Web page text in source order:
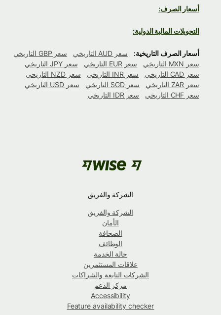
أسعار الصرف:
التحويلات المالية الدولية:
أسعار الصرف التاريخية: سعر AUD التاريخي
سعر GBP التاريخي
سعر MXN التاريخي
سعر EUR التاريخي
سعر JPY التاريخي
سعر CAD التاريخي
سعر INR التاريخي
سعر NZD التاريخي
سعر ZAR التاريخي
سعر SGD التاريخي
سعر USD التاريخي
سعر CHF التاريخي
سعر IDR التاريخي
الشركة والفريق
الشركة والفريق
الأمان
الصحافة
الوظائف
حالة الخدمة
علاقات المستثمرين
الشركات التابعة والشراكات
مركز الدعم
Accessibility
Feature availability checker